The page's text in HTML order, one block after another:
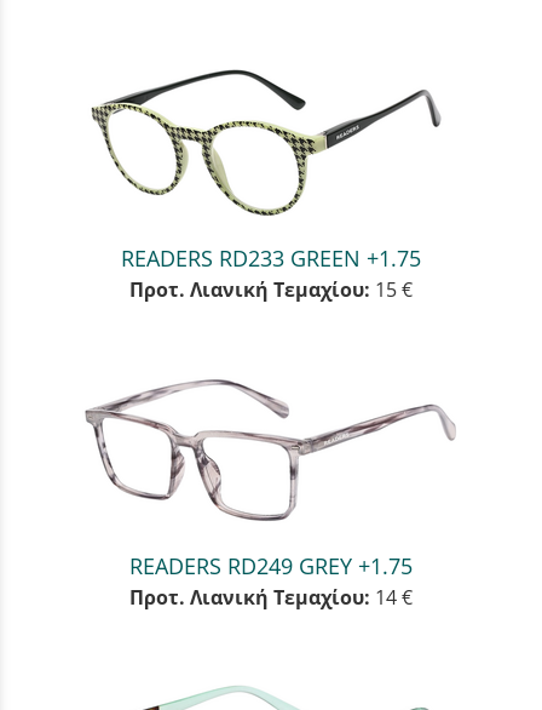
READERS RD233 GREEN +1.75
Προτ. Λιανική Τεμαχίου: 15 €
READERS RD249 GREY +1.75
Προτ. Λιανική Τεμαχίου: 14 €